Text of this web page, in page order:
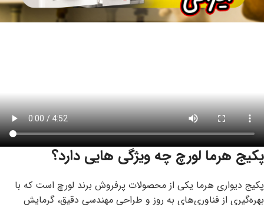
پکیج هرما لورچ چه ویژگی هایی دارد؟
پکیج دیواری هرما یکی از محصولات پرفروش برند لورچ است که با
بهره‌گیری از فناوری‌های به روز و طراحی مهندسی دقیق، گرمایش